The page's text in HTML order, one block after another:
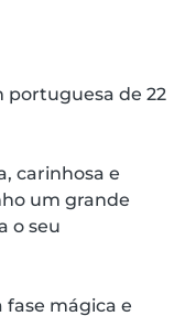
portuguesa de 22
um grande
o seu